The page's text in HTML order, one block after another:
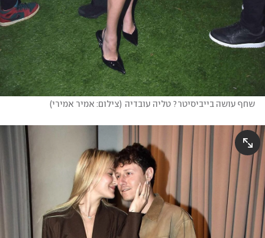
שחף עושה בייביסיטר? טליה עובדיה (צילום: אמיר אמירי)